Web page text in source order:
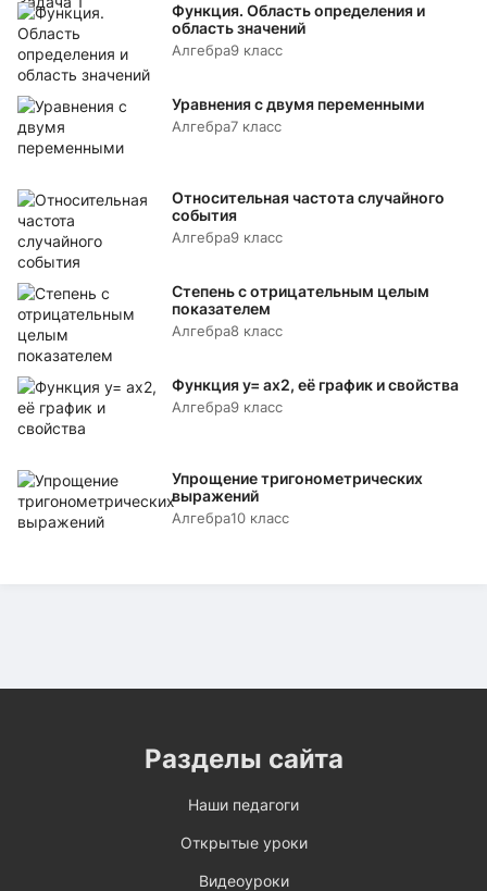
Функция. Область определения и
область значений
Алгебра9 класс
Уравнения с двумя переменными
Алгебра7 класс
Относительная частота случайного
события
Алгебра9 класс
Степень с отрицательным целым
показателем
Алгебра8 класс
Функция y= аx2, её график и свойства
Алгебра9 класс
Упрощение тригонометрических
выражений
Алгебра10 класс
Разделы сайта
Наши педагоги
Открытые уроки
Видеоуроки